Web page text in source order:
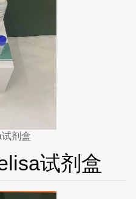
剂盒
试剂盒